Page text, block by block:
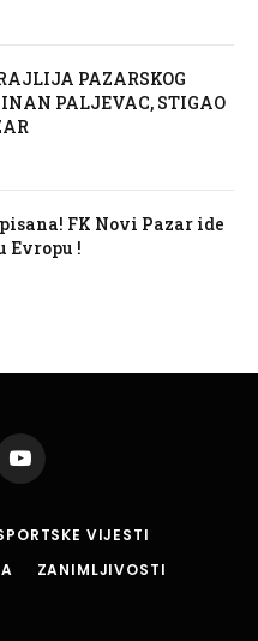
PAZARSKOG
PALJEVAC, STIGAO
FK Novi Pazar ide
Evropu !
YouTube
VIJESTI
ZANIMLJIVOSTI